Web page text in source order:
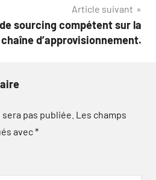
Article suivant
sourcing compétent sur la
chaîne d’approvisionnement.
pas publiée. Les champs
avec*